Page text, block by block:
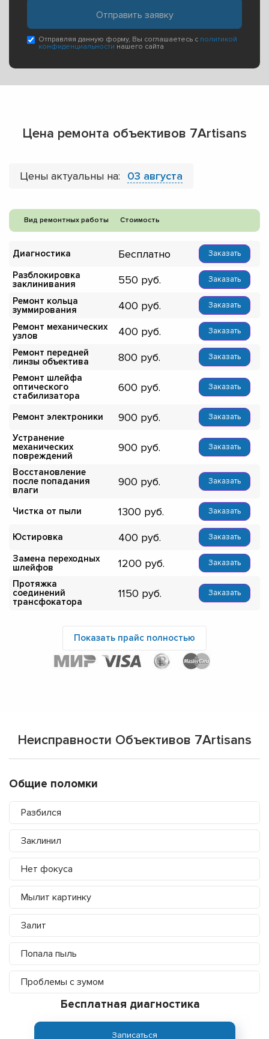
Отправляя данную форму, Вы соглашаетесь с политикой
конфиденциальности нашего сайта
Цена ремонта объективов 7Artisans
Цены актуальны на: 03 августа
Вид ремонтных работы Стоимость
Диагностика Бесплатно Заказать
Разблокировка
заклинивания
550 Заказать
Ремонт кольца
зуммирования
400 Заказать
Ремонт механических
узлов
400 Заказать
Ремонт передней
линзы объектива
800 Заказать
Ремонт шлейфа
оптического
стабилизатора
600 Заказать
Ремонт электроники 900 Заказать
Устранение
механических
повреждений
900 Заказать
Восстановление
после попадания
влаги
900 Заказать
Чистка от пыли 1300 Заказать
Юстировка 400 Заказать
Замена переходных
шлейфов
1200 Заказать
Протяжка
соединений
трансфокатора
1150 Заказать
Показать прайс полностью
Неисправности Объективов 7Artisans
Общие поломки
Разбился
Заклинил
Нет фокуса
Мылит картинку
Залит
Попала пыль
Проблемы с зумом
Бесплатная диагностика
Записаться